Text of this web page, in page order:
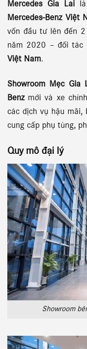
Mercedes Gia Lai
Mercedes-Benz Việt
vốn đầu tư lên đến
năm 2020 – đối tác
Việt Nam.
Showroom Mẹc Gia
Benzmới và xe
các dịch vụ hậu mãi,
cung cấp phụ tùng,
Quy mô đại lý
Showroom